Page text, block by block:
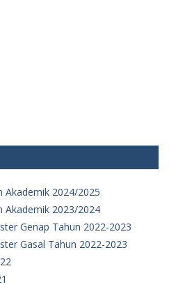
Akademik 2024/2025
Akademik 2023/2024
Genap Tahun 2022-2023
Gasal Tahun 2022-2023